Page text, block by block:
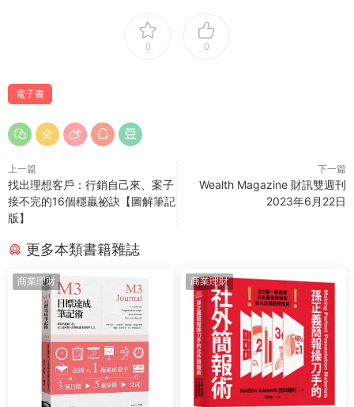
0 0
電子書
上一篇
找出理想客戶：行銷自己來、案子
接不完的16個穩贏祕訣【圖解筆記
版】
下一篇
Wealth Magazine 財訊雙週刊
2023年6月22日
更多本類書籍雜誌
商業理財 商業理財